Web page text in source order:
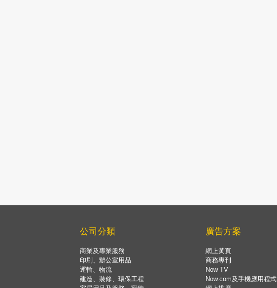
公司分類
商業及專業服務
印刷、辦公室用品
運輸、物流
建造、裝修、環保工程
廣告方案
網上黃頁
商務專刊
Now TV
Now.com及手機應用程式